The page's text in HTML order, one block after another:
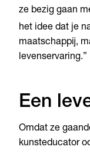
ze bezig gaan
het idee dat je
maatschappij,
levenservaring.”
Een
Omdat ze
kunsteducator